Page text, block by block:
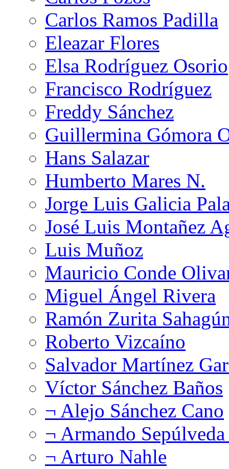
Carlos Ramos Padilla
Eleazar Flores
Elsa Rodríguez Osorio
Francisco Rodríguez
Freddy Sánchez
Guillermina Gómora
Hans Salazar
Humberto Mares N.
Jorge Luis Galicia
José Luis Montañez
Luis Muñoz
Mauricio Conde
Miguel Ángel Rivera
Ramón Zurita
Roberto Vizcaíno
Salvador Martínez
Víctor Sánchez Baños
¬ Alejo Sánchez Cano
¬ Armando
¬ Arturo Nahle